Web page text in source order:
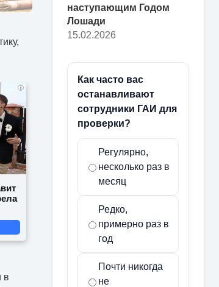
i
в
наступающим Годом
Лошади
15.02.2026
Как часто вас
останавливают
сотрудники ГАИ для
проверки?
Регулярно,
несколько раз в
месяц
Редко,
примерно раз в
год
Почти никогда
не